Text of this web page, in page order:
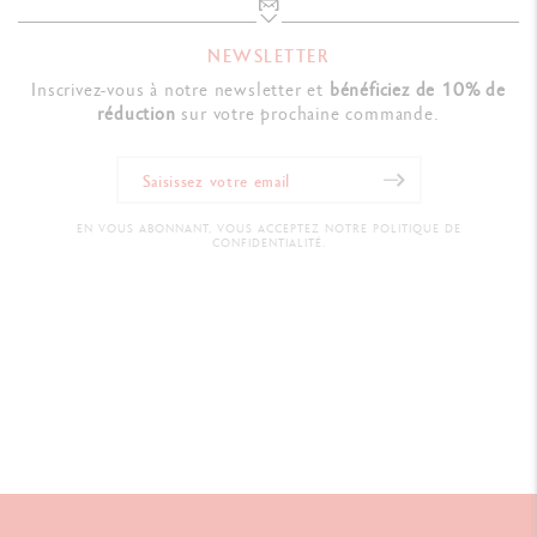
NEWSLETTER
Inscrivez-vous à notre newsletter et bénéficiez de 10% de
réduction sur votre prochaine commande.
EN VOUS ABONNANT, VOUS ACCEPTEZ NOTRE POLITIQUE DE
CONFIDENTIALITÉ.